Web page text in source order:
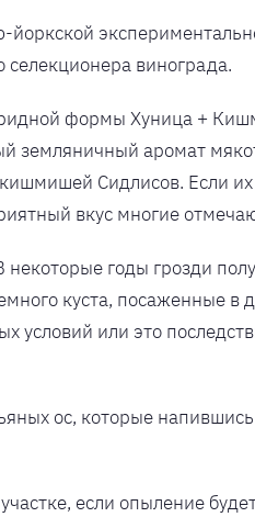
селекционера винограда.
формы Хуница +
земляничный аромат
Сидлисов. Если
вкус многие
годы грозди
куста, посаженные в
условий или это
ос, которые
если опыление